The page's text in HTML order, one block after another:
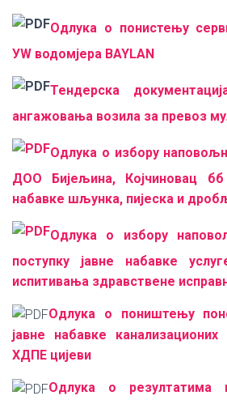
Одлука о понистењу
УW водомјера BAYLAN
Тендерска
ангажовања возила за превоз
Одлука о избору
ДОО Бијељина, Којчиновац бб
набавке шљунка, пијеска и
Одлука о избору
поступку јавне набавке
испитивања здравствене
Одлука о поништењу
јавне набавке
ХДПЕ цијеви
Одлука о резултатима